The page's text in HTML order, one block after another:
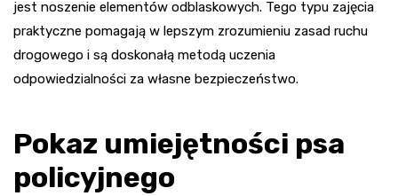
jest noszenie elementów odblaskowych. Tego typu zajęcia
praktyczne pomagają w lepszym zrozumieniu zasad ruchu
drogowego i są doskonałą metodą uczenia
odpowiedzialności za własne bezpieczeństwo.
Pokaz umiejętności psa
policyjnego